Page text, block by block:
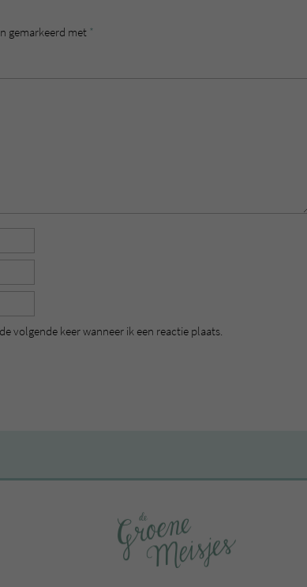
gemarkeerd met *
volgende keer wanneer ik een reactie plaats.